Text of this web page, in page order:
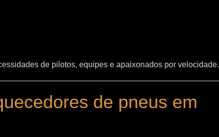
de pilotos, equipes e apaixonados por velocidade.
de pneus em